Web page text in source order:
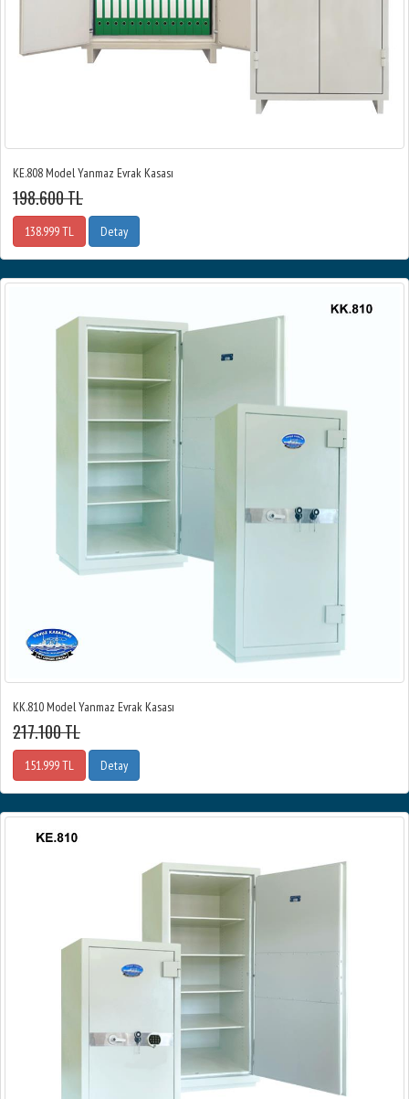
KE.808 Model Yanmaz Evrak Kasası
198.600 TL
138.999 TL Detay
KK.810 Model Yanmaz Evrak Kasası
217.100 TL
151.999 TL Detay